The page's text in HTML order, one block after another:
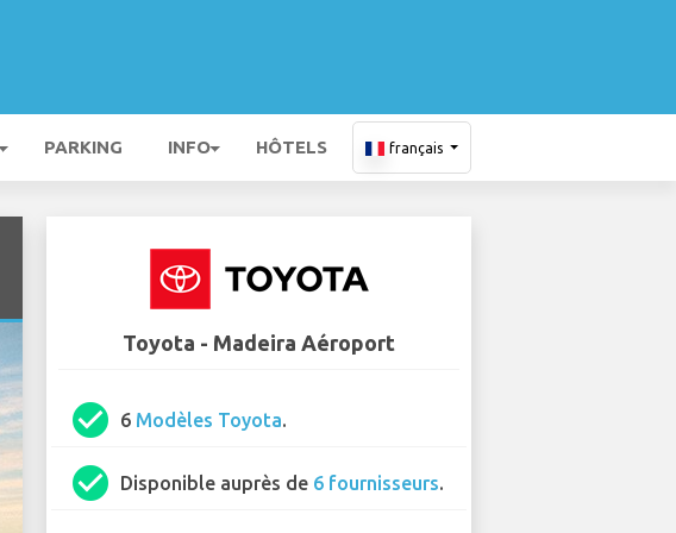
PARKING INFO HÔTELS français
Toyota - Madeira Aéroport
check_circle 6 Modèles Toyota.
check_circle Disponible auprès de 6 fournisseurs.